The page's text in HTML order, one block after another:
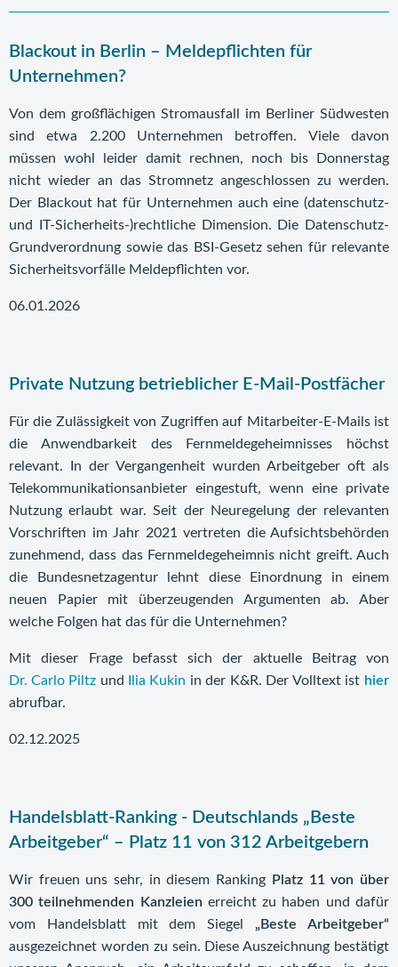
Blackout in Berlin – Meldepflichten für
Unternehmen?
Von dem großflächigen Stromausfall im Berliner Südwesten
sind etwa 2.200 Unternehmen betroffen. Viele davon
müssen wohl leider damit rechnen, noch bis Donnerstag
nicht wieder an das Stromnetz angeschlossen zu werden.
Der Blackout hat für Unternehmen auch eine (datenschutz-
und IT-Sicherheits-)rechtliche Dimension. Die Datenschutz-
Grundverordnung sowie das BSI-Gesetz sehen für relevante
Sicherheitsvorfälle Meldepflichten vor.
06.01.2026
Private Nutzung betrieblicher E-Mail-Postfächer
Für die Zulässigkeit von Zugriffen auf Mitarbeiter-E-Mails ist
die Anwendbarkeit des Fernmeldegeheimnisses höchst
relevant. In der Vergangenheit wurden Arbeitgeber oft als
Telekommunikationsanbieter eingestuft, wenn eine private
Nutzung erlaubt war. Seit der Neuregelung der relevanten
Vorschriften im Jahr 2021 vertreten die Aufsichtsbehörden
zunehmend, dass das Fernmeldegeheimnis nicht greift. Auch
die Bundesnetzagentur lehnt diese Einordnung in einem
neuen Papier mit überzeugenden Argumenten ab. Aber
welche Folgen hat das für die Unternehmen?
Mit dieser Frage befasst sich der aktuelle Beitrag von
Dr. Carlo Piltz und Ilia Kukin in der K&R. Der Volltext ist hier
abrufbar.
02.12.2025
Handelsblatt-Ranking - Deutschlands „Beste
Arbeitgeber“ – Platz 11 von 312 Arbeitgebern
Wir freuen uns sehr, in diesem Ranking
Platz 11 von über
300 teilnehmenden Kanzleien erreicht zu haben und dafür
vom Handelsblatt mit dem Siegel „Beste Arbeitgeber“
ausgezeichnet worden zu sein. Diese Auszeichnung bestätigt